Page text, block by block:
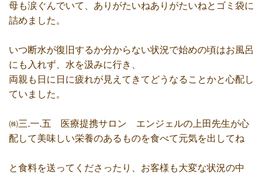
母も涙ぐんでいて、ありがたいねありがたいねとゴミ袋に
詰めました。
いつ断水が復旧するか分からない状況で始めの頃はお風呂
にも入れず、水を汲みに行き、
両親も日に日に疲れが見えてきてどうなることかと心配し
ていました。
㈱三.一.五 医療提携サロン エンジェルの上田先生が心
配して美味しい栄養のあるものを食べて元気を出してね
と食料を送ってくださったり、お客様も大変な状況の中